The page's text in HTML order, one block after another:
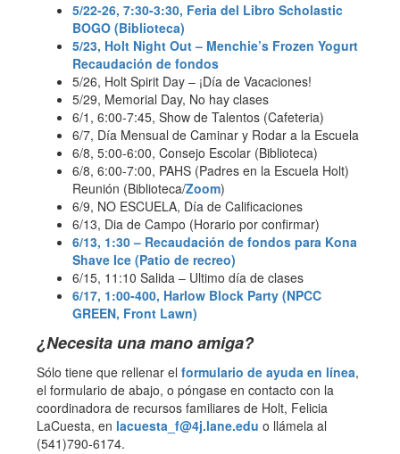
5/22-26, 7:30-3:30, Feria del Libro Scholastic
BOGO (Biblioteca)
5/23, Holt Night Out – Menchie’s Frozen Yogurt
Recaudación de fondos
5/26, Holt Spirit Day – ¡Día de Vacaciones!
5/29, Memorial Day, No hay clases
6/1, 6:00-7:45, Show de Talentos (Cafeteria)
6/7, Día Mensual de Caminar y Rodar a la Escuela
6/8, 5:00-6:00, Consejo Escolar (Biblioteca)
6/8, 6:00-7:00, PAHS (Padres en la Escuela Holt)
Reunión (Biblioteca/Zoom)
6/9, NO ESCUELA, Día de Calificaciones
6/13, Dia de Campo (Horario por confirmar)
6/13, 1:30 – Recaudación de fondos para Kona
Shave Ice (Patio de recreo)
6/15, 11:10 Salida – Ultimo día de clases
6/17, 1:00-400, Harlow Block Party (NPCC
GREEN, Front Lawn)
¿Necesita una mano amiga?
Sólo tiene que rellenar el formulario de ayuda en línea,
el formulario de abajo, o póngase en contacto con la
coordinadora de recursos familiares de Holt, Felicia
LaCuesta, en lacuesta_f@4j.lane.edu o llámela al
(541)790-6174.